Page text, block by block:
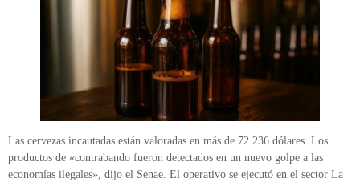
Las cervezas incautadas están valoradas en más de 72 236 dólares. Los
productos de «contrabando fueron detectados en un nuevo golpe a las
economías ilegales», dijo el Senae. El operativo se ejecutó en el sector La